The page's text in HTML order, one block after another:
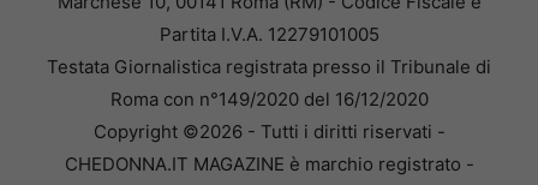
Partita I.V.A. 12279101005
Testata Giornalistica registrata presso il Tribunale di
Roma con n°149/2020 del 16/12/2020
Copyright ©2026 - Tutti i diritti riservati -
CHEDONNA.IT MAGAZINE è marchio registrato -